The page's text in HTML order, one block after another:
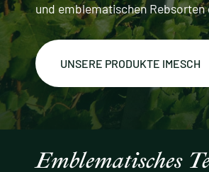
und emblematischen Rebsorten
UNSERE PRODUKTE IMESCH
Emblematisches